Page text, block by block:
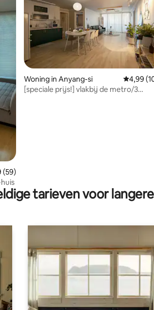
beoordeling van 4,9 op 5, 59 recensies
(59)
Woning in Anyang-si
4,99
[speciale prijs!] vlakbij de metro/3
tarieven voor